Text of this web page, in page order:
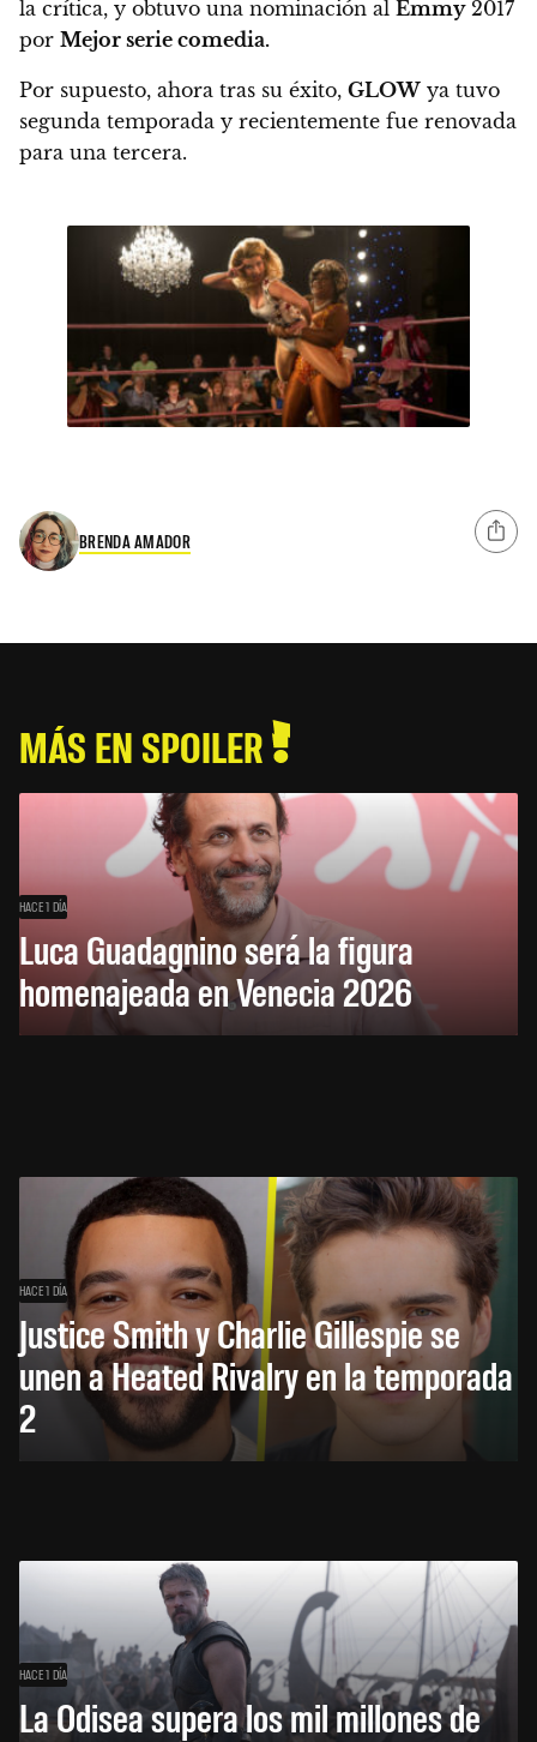
la crítica, y obtuvo una nominación al Emmy2017
por Mejor serie comedia.
Por supuesto, ahora tras su éxito, GLOW ya tuvo
segunda temporada y recientemente fue renovada
para una tercera.
BRENDA AMADOR
MÁS EN SPOILER
HACE 1 DÍA
Luca Guadagnino será la figura
homenajeada en Venecia 2026
HACE 1 DÍA
Justice Smith y Charlie Gillespie se
unen a Heated Rivalry en la temporada
2
HACE 1 DÍA
La Odisea supera los mil millones de